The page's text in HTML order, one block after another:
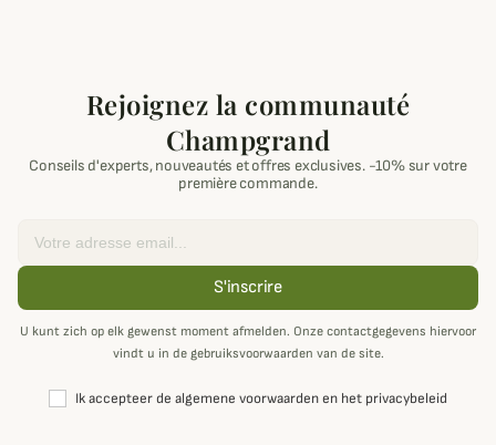
Rejoignez la communauté
Champgrand
Conseils d'experts, nouveautés et offres exclusives. -10% sur votre
première commande.
S'inscrire
U kunt zich op elk gewenst moment afmelden. Onze contactgegevens hiervoor
vindt u in de gebruiksvoorwaarden van de site.
Ik accepteer de algemene voorwaarden en het privacybeleid